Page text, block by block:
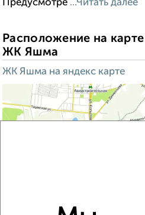
Предусмотре ...Читать далее
Расположение на карте
ЖК Яшма
ЖК Яшма на яндекс карте